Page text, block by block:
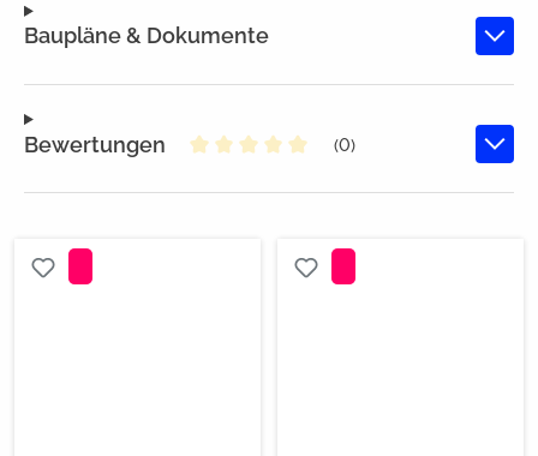
Baupläne & Dokumente
Bewertungen
(0)